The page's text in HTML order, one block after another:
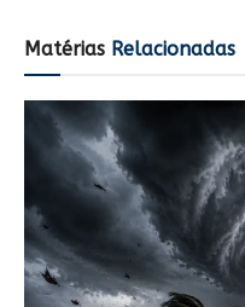
Matérias Relacionadas